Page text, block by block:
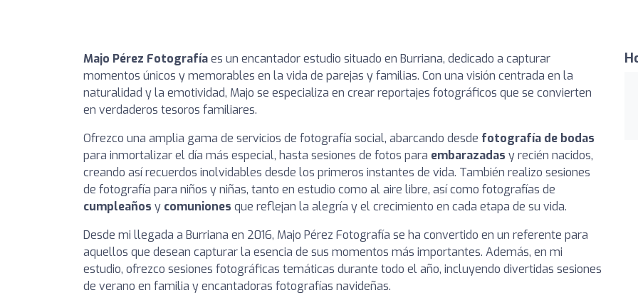
Majo Pérez Fotografíaes un encantador estudio situado en Burriana, dedicado a capturar
momentos únicos y memorables en la vida de parejas y familias. Con una visión centrada en la
naturalidad y la emotividad, Majo se especializa en crear reportajes fotográficos que se convierten
en verdaderos tesoros familiares.
Ofrezco una amplia gama de servicios de fotografía social, abarcando desde fotografía de bodas
para inmortalizar el día más especial, hasta sesiones de fotos para embarazadas y recién nacidos,
creando así recuerdos inolvidables desde los primeros instantes de vida. También realizo sesiones
de fotografía para niños y niñas, tanto en estudio como al aire libre, así como fotografías de
cumpleaños y comuniones que reflejan la alegría y el crecimiento en cada etapa de su vida.
Desde mi llegada a Burriana en 2016, Majo Pérez Fotografía se ha convertido en un referente para
aquellos que desean capturar la esencia de sus momentos más importantes. Además, en mi
estudio, ofrezco sesiones fotográficas temáticas durante todo el año, incluyendo divertidas sesiones
de verano en familia y encantadoras fotografías navideñas.